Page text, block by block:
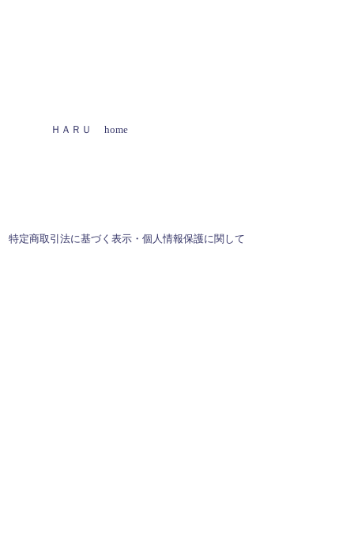
ＨＡＲＵ home
特定商取引法に基づく表示・個人情報保護に関して